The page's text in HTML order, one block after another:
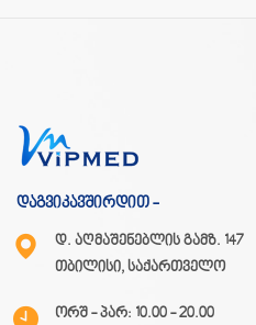
დაგვიკავშირდით -
დ. აღმაშენებლის გამზ. 147
თბილისი, საქართველო
ორშ - პარ: 10.00 - 20.00